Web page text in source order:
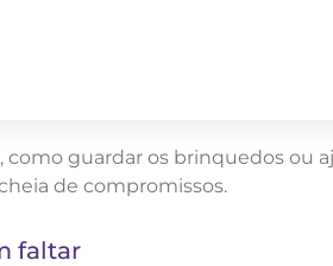
guardar os brinquedos ou
de compromissos.
faltar